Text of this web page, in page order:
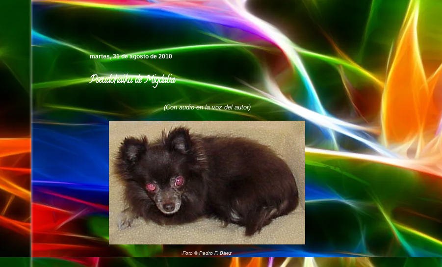
martes, 31 de agosto de 2010
Pseudohaiku de Migdalia
(Con audio en la voz del autor)
Foto © Pedro F. Báez